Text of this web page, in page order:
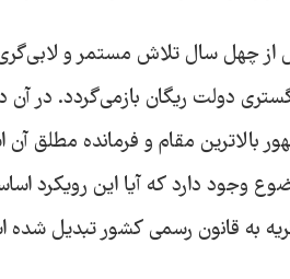
چهل سال تلاش مستمر و لابی‌گری
دادگستری دولت ریگان
بالاترین مقام و فرمانده
وجود دارد که آیا این رویکرد
به قانون رسمی کشور تبدیل